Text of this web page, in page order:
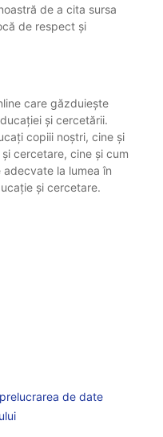
de a cita sursa
de respect și
care găzduiește
și cercetării.
copiii noștri, cine și
cercetare, cine și cum
la lumea în
și cercetare.
de date